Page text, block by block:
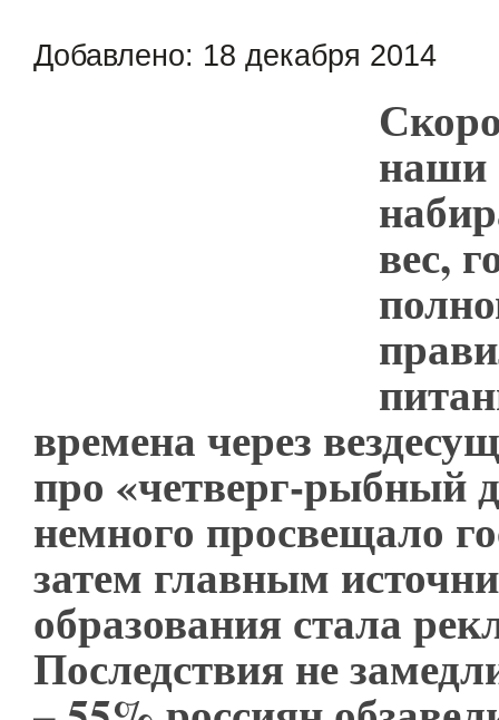
Добавлено: 18 декабря 2014
наши
вес,
времена через
про «четверг-рыбный
немного просвещало
затем главным
образования стала
Последствия не